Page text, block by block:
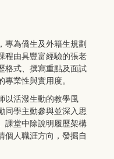
專為僑生及外籍生規劃
程由具豐富經驗的張老
格式、撰寫重點及面試
業性與實用度。
以活潑生動的教學風
同學主動參與並深入思
課堂中除說明履歷架構
個人職涯方向，發掘自